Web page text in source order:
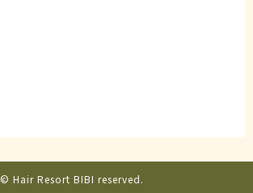
© Hair Resort BIBI reserved.